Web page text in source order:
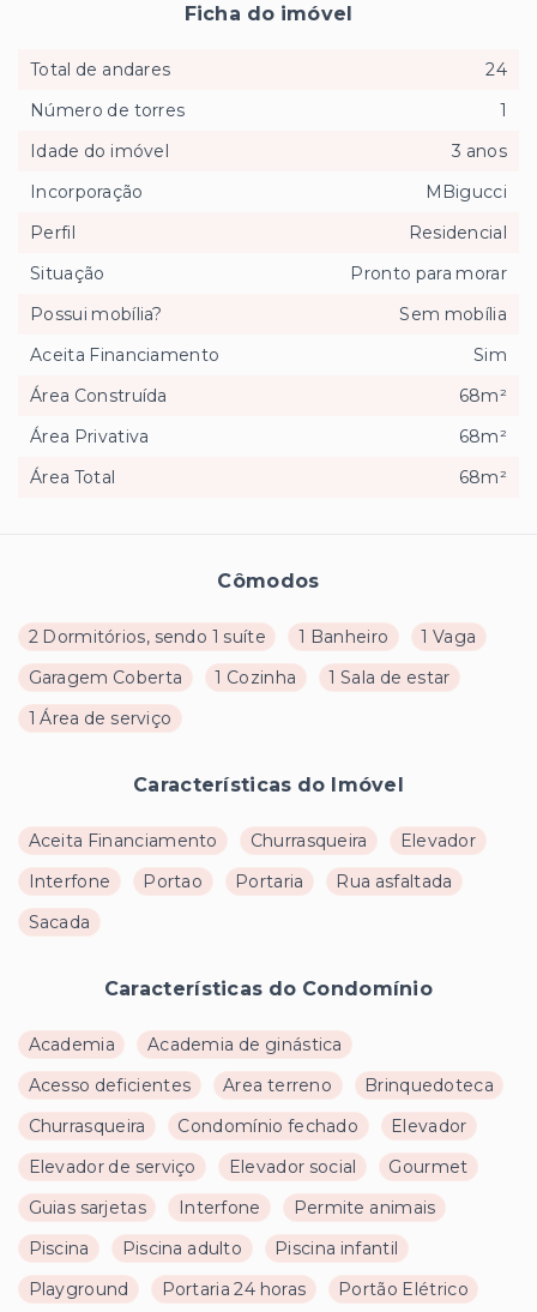
Cômodos
2 Dormitórios, sendo 1 suíte 1 Banheiro
1 Vaga
Garagem Coberta
1 Cozinha
1 Sala de estar
1 Área de serviço
Características do Imóvel
Aceita Financiamento Churrasqueira
Elevador
Interfone
Portao Portaria
Rua asfaltada
Sacada
Características do Condomínio
Academia
Academia de ginástica
Acesso deficientes
Area terreno
Brinquedoteca
Churrasqueira
Condomínio fechado
Elevador
Elevador de serviço
Elevador social
Gourmet
Guias sarjetas
Interfone
Permite animais
Piscina
Piscina adulto
Piscina infantil
Playground
Portaria 24 horas Portão Elétrico
Ficha do imóvel
Total de andares
24
Número de torres
1
Idade do imóvel
3 anos
Incorporação
MBigucci
Perfil
Residencial
Situação
Pronto para morar
Possui mobília?
Sem mobília
Aceita Financiamento
Sim
Área Construída
68m²
Área Privativa
68m²
Área Total
68m²